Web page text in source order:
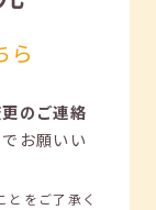
ら
のご連絡
お願いい
とをご了承く